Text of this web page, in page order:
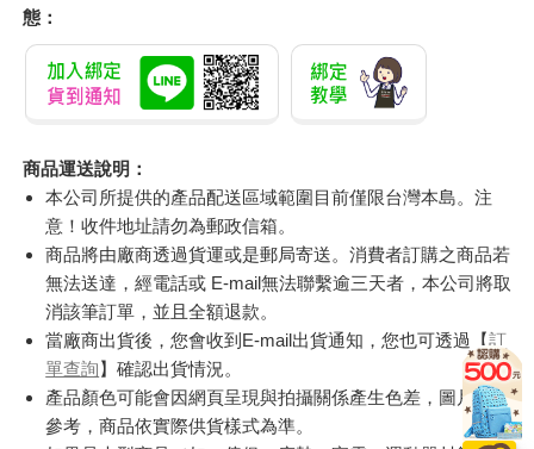
態：
商品運送說明：
本公司所提供的產品配送區域範圍目前僅限台灣本島。注
意！收件地址請勿為郵政信箱。
商品將由廠商透過貨運或是郵局寄送。消費者訂購之商品若
無法送達，經電話或 E-mail無法聯繫逾三天者，本公司將取
消該筆訂單，並且全額退款。
當廠商出貨後，您會收到E-mail出貨通知，您也可透過【訂
單查詢】確認出貨情況。
產品顏色可能會因網頁呈現與拍攝關係產生色差，圖片僅供
參考，商品依實際供貨樣式為準。